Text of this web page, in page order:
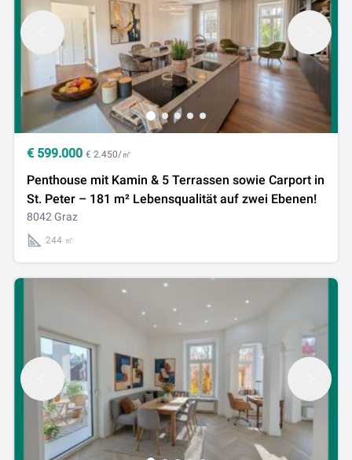
€ 599.000 € 2.450/㎡
Penthouse mit Kamin & 5 Terrassen sowie Carport in
St. Peter – 181 m² Lebensqualität auf zwei Ebenen!
8042 Graz
244 ㎡